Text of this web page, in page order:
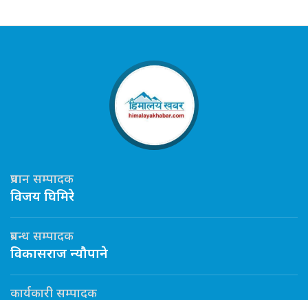
प्रधान सम्पादक
विजय घिमिरे
प्रबन्ध सम्पादक
विकासराज न्यौपाने
कार्यकारी सम्पादक